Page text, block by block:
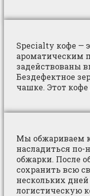
Specialty кофе —
ароматическим
задействованы
Бездефектное
чашке. Этот
Мы обжариваем
насладиться
обжарки. После
сохранить всю
нескольких
логистическую